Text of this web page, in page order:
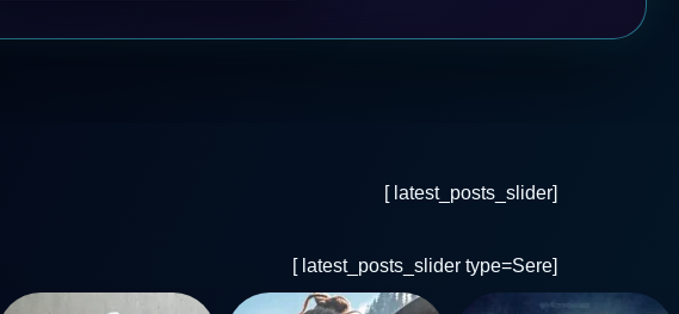
[latest_posts_slider ]
[latest_posts_slider type=Sere ]